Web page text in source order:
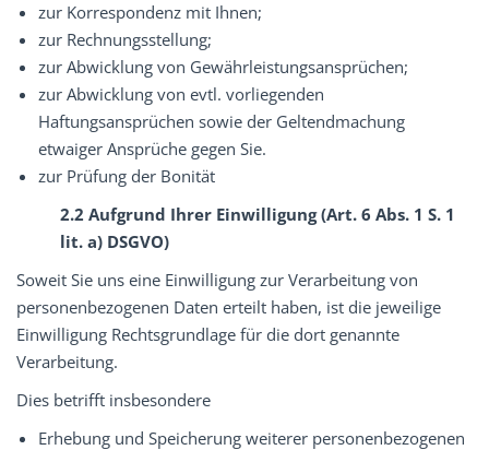
zur Korrespondenz mit Ihnen;
zur Rechnungsstellung;
zur Abwicklung von Gewährleistungsansprüchen;
zur Abwicklung von evtl. vorliegenden
Haftungsansprüchen sowie der Geltendmachung
etwaiger Ansprüche gegen Sie.
zur Prüfung der Bonität
2.2 Aufgrund Ihrer Einwilligung (Art. 6 Abs. 1 S. 1
lit. a) DSGVO)
Soweit Sie uns eine Einwilligung zur Verarbeitung von
personenbezogenen Daten erteilt haben, ist die jeweilige
Einwilligung Rechtsgrundlage für die dort genannte
Verarbeitung.
Dies betrifft insbesondere
Erhebung und Speicherung weiterer personenbezogenen